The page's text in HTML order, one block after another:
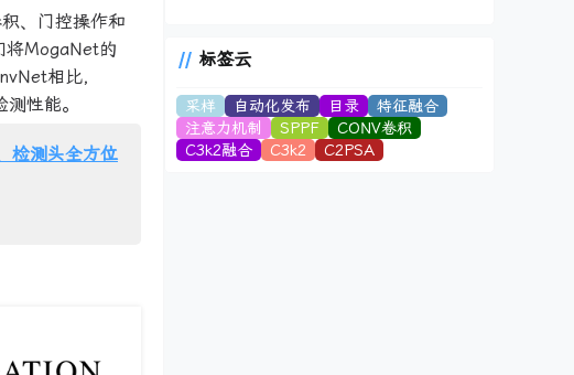
、门控操作和
将MogaNet的
相比，
性能。
检测头全方位
标签云
采样 自动化发布 目录
特征融合
注意力机制
SPPF
CONV卷积
C3k2融合
C3k2 C2PSA